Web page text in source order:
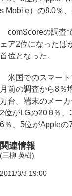
s Mobile）の8.0％
comScoreの調査
ェア2位になったば
首位となった。
米国でのスマート
月前の調査から8％
万台。端末のメー
2位がLGの20.8％、
6％、5位がAppleの
関連情報
(三柳 英樹)
2011/3/8 19:00